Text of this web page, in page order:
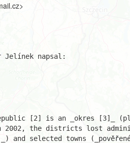
Jelínek napsal:
[2] is an _okres [3]_
2002, the districts lost
and selected towns